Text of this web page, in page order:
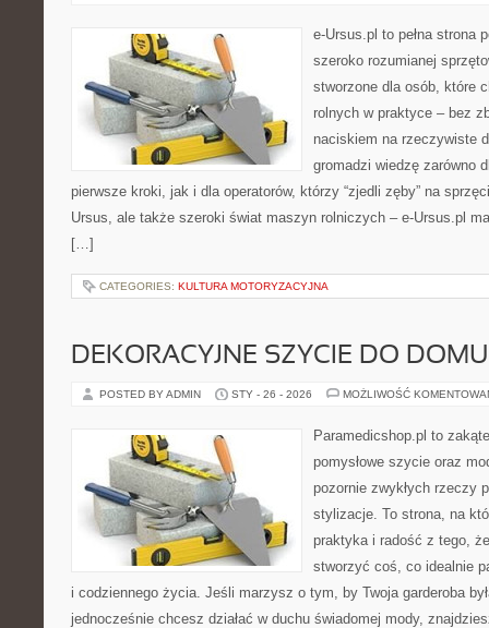
e-Ursus.pl to pełna strona
szeroko rozumianej
stworzone dla osób, które
rolnych w praktyce – bez
naciskiem na rzeczywiste
gromadzi wiedzę zarówno
pierwsze kroki, jak i dla operatorów, którzy “zjedli zęby” na
Ursus, ale także szeroki świat maszyn rolniczych – e-Ursus.pl
[…]
CATEGORIES: KULTURA MOTORYZACYJNA
DEKORACYJNE SZYCIE DO DOMU
POSTED BY ADMIN STY - 26 - 2026 MOŻLIWOŚĆ
Paramedicshop.pl to
pomysłowe szycie oraz
pozornie zwykłych rzeczy
stylizacje. To strona, na
praktyka i radość z tego,
stworzyć coś, co idealnie
i codziennego życia. Jeśli marzysz o tym, by Twoja garderoba
jednocześnie chcesz działać w duchu świadomej mody,